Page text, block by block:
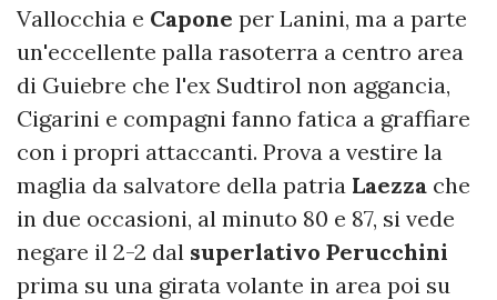
Vallocchia e Capone per Lanini, ma a parte
un'eccellente palla rasoterra a centro area
di Guiebre che l'ex Sudtirol non aggancia,
Cigarini e compagni fanno fatica a graffiare
con i propri attaccanti. Prova a vestire la
maglia da salvatore della patria Laezza che
in due occasioni, al minuto 80 e 87, si vede
negare il 2-2 dal superlativo Perucchini
prima su una girata volante in area poi su